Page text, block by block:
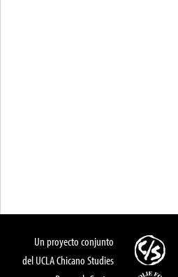
Un proyecto conjunto
del UCLA Chicano Studies